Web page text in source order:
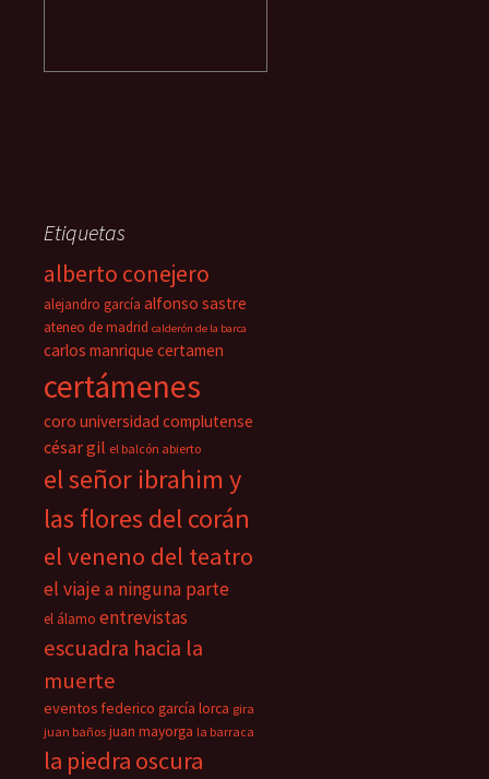
Etiquetas
alberto conejero
alejandro garcía alfonso sastre
ateneo de madrid calderón de la barca
carlos manrique certamen
certámenes
coro universidad complutense
césar gil el balcón abierto
el señor ibrahim y
las flores del corán
el veneno del teatro
el viaje a ninguna parte
el álamo entrevistas
escuadra hacia la
muerte
eventos federico garcía lorca gira
juan baños juan mayorga la barraca
la piedra oscura